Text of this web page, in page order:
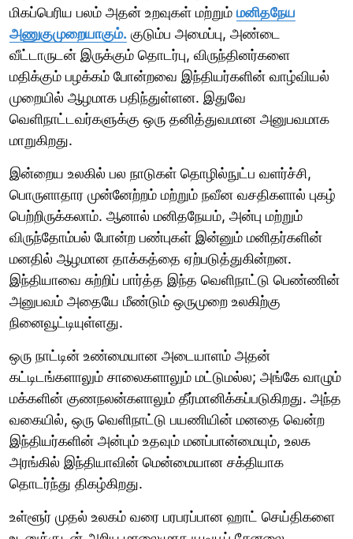
மிகப்பெரிய பலம் அதன் உறவுகள் மற்றும் மனிதநேய
அணுகுமுறையாகும். குடும்ப அமைப்பு, அண்டை
வீட்டாருடன் இருக்கும் தொடர்பு, விருந்தினர்களை
மதிக்கும் பழக்கம் போன்றவை இந்தியர்களின் வாழ்வியல்
முறையில் ஆழமாக பதிந்துள்ளன. இதுவே
வெளிநாட்டவர்களுக்கு ஒரு தனித்துவமான அனுபவமாக
மாறுகிறது.
இன்றைய உலகில் பல நாடுகள் தொழில்நுட்ப வளர்ச்சி,
பொருளாதார முன்னேற்றம் மற்றும் நவீன வசதிகளால் புகழ்
பெற்றிருக்கலாம். ஆனால் மனிதநேயம், அன்பு மற்றும்
விருந்தோம்பல் போன்ற பண்புகள் இன்னும் மனிதர்களின்
மனதில் ஆழமான தாக்கத்தை ஏற்படுத்துகின்றன.
இந்தியாவை சுற்றிப் பார்த்த இந்த வெளிநாட்டு பெண்ணின்
அனுபவம் அதையே மீண்டும் ஒருமுறை உலகிற்கு
நினைவூட்டியுள்ளது.
ஒரு நாட்டின் உண்மையான அடையாளம் அதன்
கட்டிடங்களாலும் சாலைகளாலும் மட்டுமல்ல; அங்கே வாழும்
மக்களின் குணநலன்களாலும் தீர்மானிக்கப்படுகிறது. அந்த
வகையில், ஒரு வெளிநாட்டு பயணியின் மனதை வென்ற
இந்தியர்களின் அன்பும் உதவும் மனப்பான்மையும், உலக
அரங்கில் இந்தியாவின் மென்மையான சக்தியாக
தொடர்ந்து திகழ்கிறது.
உள்ளூர் முதல் உலகம் வரை பரபரப்பான ஹாட் செய்திகளை